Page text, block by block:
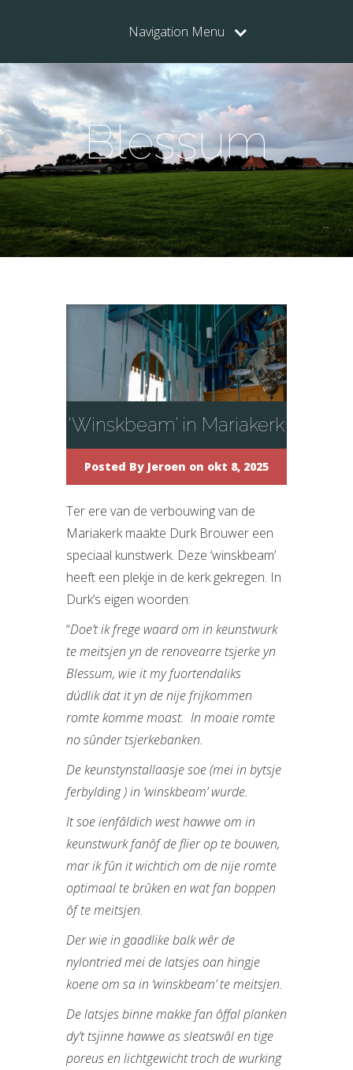
Navigation Menu
Blessum
‘Winskbeam’ in Mariakerk
Posted By Jeroen on okt 8, 2025
Ter ere van de verbouwing van de
Mariakerk maakte Durk Brouwer een
speciaal kunstwerk. Deze ‘winskbeam’
heeft een plekje in de kerk gekregen. In
Durk’s eigen woorden:
“Doe’t ik frege waard om in keunstwurk
te meitsjen yn de renovearre tsjerke yn
Blessum, wie it my fuortendaliks
dúdlik dat it yn de nije frijkommen
romte komme moast. In moaie romte
no sûnder tsjerkebanken.
De keunstynstallaasje soe (mei in bytsje
ferbylding ) in ‘winskbeam’ wurde.
It soe ienfâldich west hawwe om in
keunstwurk fanôf de flier op te bouwen,
mar ik fûn it wichtich om de nije romte
optimaal te brûken en wat fan boppen
ôf te meitsjen.
Der wie in gaadlike balk wêr de
nylontried mei de latsjes oan hingje
koene om sa in ‘winskbeam’ te meitsjen.
De latsjes binne makke fan ôffal planken
dy’t tsjinne hawwe as sleatswâl en tige
poreus en lichtgewicht troch de wurking